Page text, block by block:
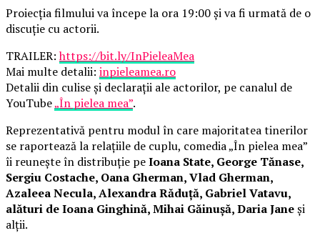
Proiecția filmului va începe la ora 19:00 și va fi urmată de o
discuție cu actorii.
TRAILER:https://bit.ly/InPieleaMea
Mai multe detalii: inpieleamea.ro
Detalii din culise și declarații ale actorilor, pe canalul de
YouTube„În pielea mea”.
Reprezentativă pentru modul în care majoritatea tinerilor
se raportează la relațiile de cuplu, comedia „În pielea mea”
îi reunește în distribuție peIoana State, George Tănase,
Sergiu Costache, Oana Gherman, Vlad Gherman,
Azaleea Necula, Alexandra Răduță, Gabriel Vatavu,
alături de Ioana Ginghină, Mihai Găinușă, Daria Janeși
alții.